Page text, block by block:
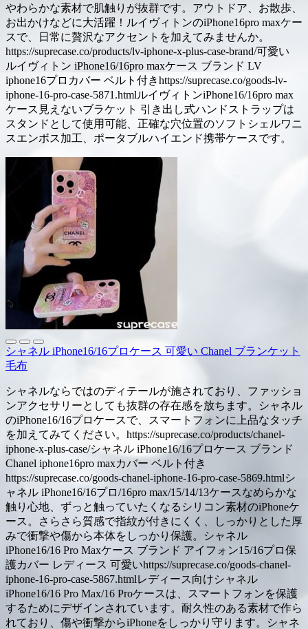
やわらかな素材で肌触りが抜群です。アウトドア、お散歩、
お出かけなどに大活躍！ルイヴィトンのiPhone16pro maxケー
スで、日常に贅沢なアクセントを加えてみませんか。
https://suprecase.co/products/lv-iphone-x-plus-case-brand/可愛い
ルイヴィトン iPhone16/16pro maxケース ブランド LV
iphone16プロカバー ベルト付きhttps://suprecase.co/goods-lv-
iphone-16-pro-case-5871.htmlルイヴィトンiPhone16/16pro max
ケース見えないブラケット 引き出し式ハンドストラップは
スタンドとして使用可能、正確な穴位置のソフトシェルワニ
スエンボス加工、ポータブルハイエンド携帯ケースです。
シャネル iPhone16/16プロケース 可愛い Chanel ブランケット
毛布
シャネルならではのディテールが施されており、ファッショ
ンアクセサリーとしても抜群の存在感を放ちます。シャネル
のiPhone16/16プロケースで、スマートフォンに上品なタッチ
を加えてみてください。https://suprecase.co/products/chanel-
iphone-x-plus-case/シャネル iPhone16/16プロケース ブランド
Chanel iphone16pro maxカバー ベルト付き
https://suprecase.co/goods-chanel-iphone-16-pro-case-5869.htmlシ
ャネル iPhone16/16プロ/16pro max/15/14/13ケースなめらかな
触り心地、ずっと触っていたくなるシリコン素材のiPhoneケ
ース。さらさら質感で指紋が付きにくく、しっかりとした厚
みで衝撃や傷から本体をしっかり保護。シャネル
iPhone16/16 Pro Maxケース ブランド アイフォン15/16プロ保
護カバー レディース 可愛いhttps://suprecase.co/goods-chanel-
iphone-16-pro-case-5867.htmlレディース向けシャネル
iPhone16/16 Pro Max/16 Proケースは、スマートフォンを保護
するためにデザインされています。耐久性のある素材で作ら
れており、傷や衝撃からiPhoneをしっかり守ります。シャネ